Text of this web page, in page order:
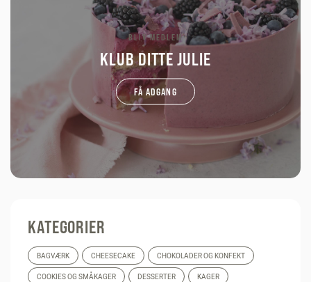
BLIV MEDLEM
KLUB DITTE JULIE
FÅ ADGANG
KATEGORIER
BAGVÆRK CHEESECAKE CHOKOLADER OG KONFEKT
COOKIES OG SMÅKAGER DESSERTER KAGER